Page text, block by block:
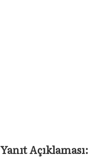
Yanıt Açıklaması: